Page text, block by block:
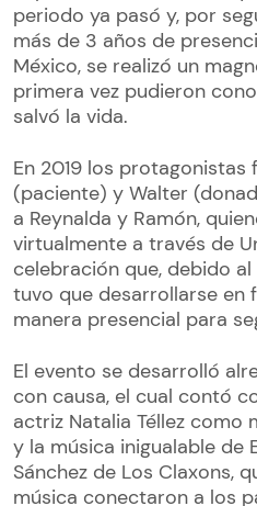
periodo ya pasó y, por
más de 3 años de
México, se realizó un
primera vez pudieron
salvó la vida.
En 2019 los protagonistas
(paciente) y Walter
a Reynalda y Ramón,
virtualmente a través de
celebración que, debido
tuvo que desarrollarse
manera presencial para
El evento se desarrolló
con causa, el cual contó
actriz Natalia Téllez como
y la música inigualable de
Sánchez de Los Claxons,
música conectaron a los